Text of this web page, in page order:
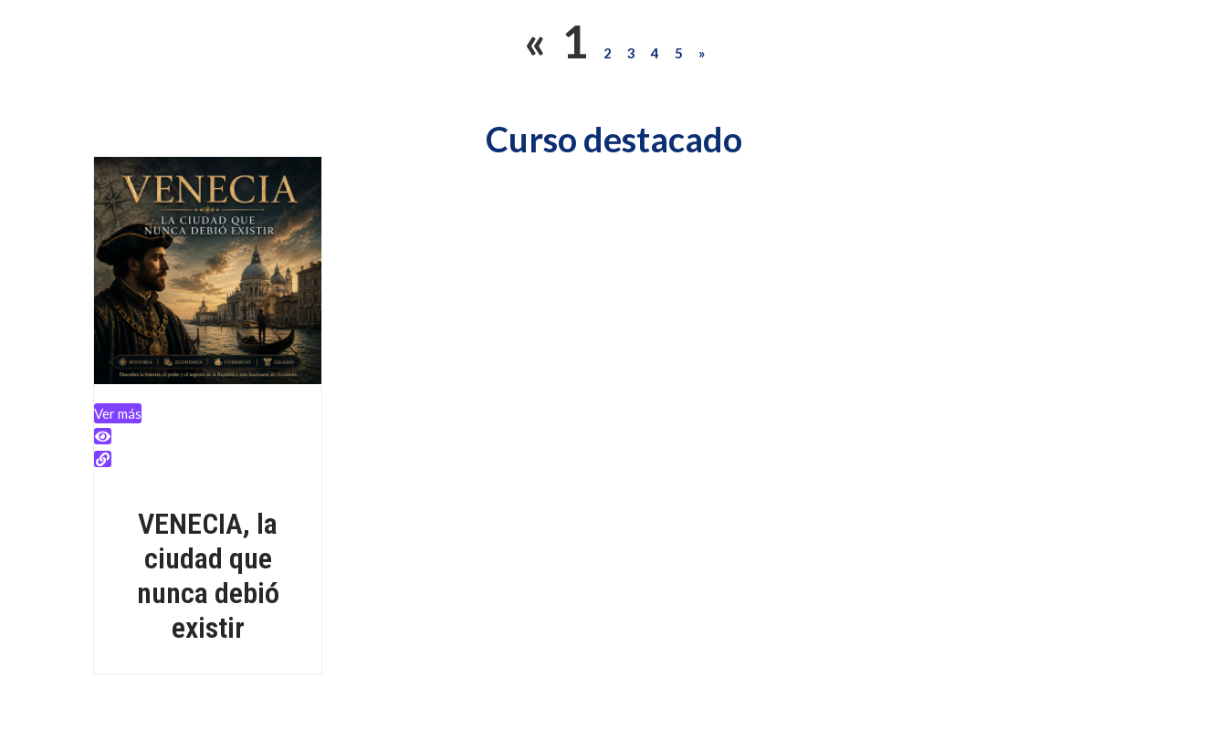
« 1 2 3 4 5 »
Curso destacado
Ver más
VENECIA, la
ciudad que
nunca debió
existir